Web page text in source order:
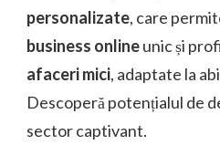
personalizate, care
business onlineunic și
afaceri mici, adaptate la
Descoperă potențialul de
sector captivant.